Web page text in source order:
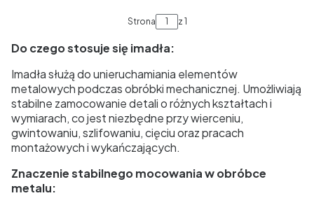
Strona z 1
Do czego stosuje się imadła:
Imadła służą do unieruchamiania elementów
metalowych podczas obróbki mechanicznej. Umożliwiają
stabilne zamocowanie detali o różnych kształtach i
wymiarach, co jest niezbędne przy wierceniu,
gwintowaniu, szlifowaniu, cięciu oraz pracach
montażowych i wykańczających.
Znaczenie stabilnego mocowania w obróbce
metalu: